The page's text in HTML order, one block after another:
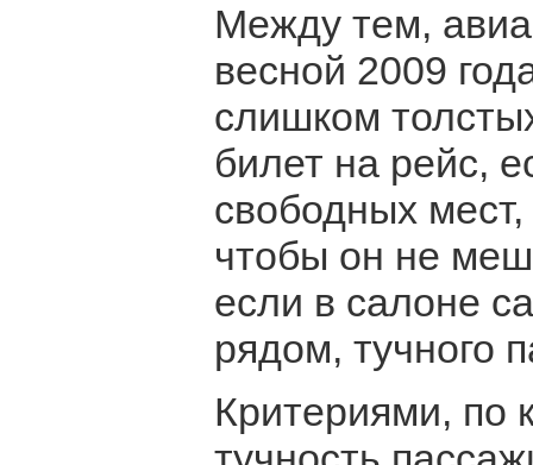
Между тем,
весной 2009
слишком
билет на рейс,
свободных
чтобы он не
если в салоне
рядом, тучного
Критериями, по